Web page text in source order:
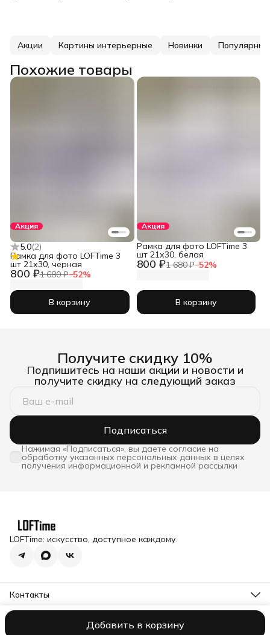
Добавить в корзину
Акции Картины интерьерные Новинки
Похожие товары
Акция
5.0(2)
800 ₽1 680 ₽−52%
Рамка для фото LOFTime 3
шт 21х30, черная
В корзину
Акция
800 ₽1 680 ₽−52%
Рамка для фото LOFTime 3
шт 21х30, белая
В корзину
Получите скидку 10%
Подпишитесь на наши акции и новости и
получите скидку на следующий заказ
Подписаться
Нажимая «Подписаться», вы даете согласие на
обработку указанных персональных данных в целях
получения информационной и рекламной рассылки
LOFTime: искусство, доступное каждому.
Контакты
Адрес
Правила возвратаРеквизиты